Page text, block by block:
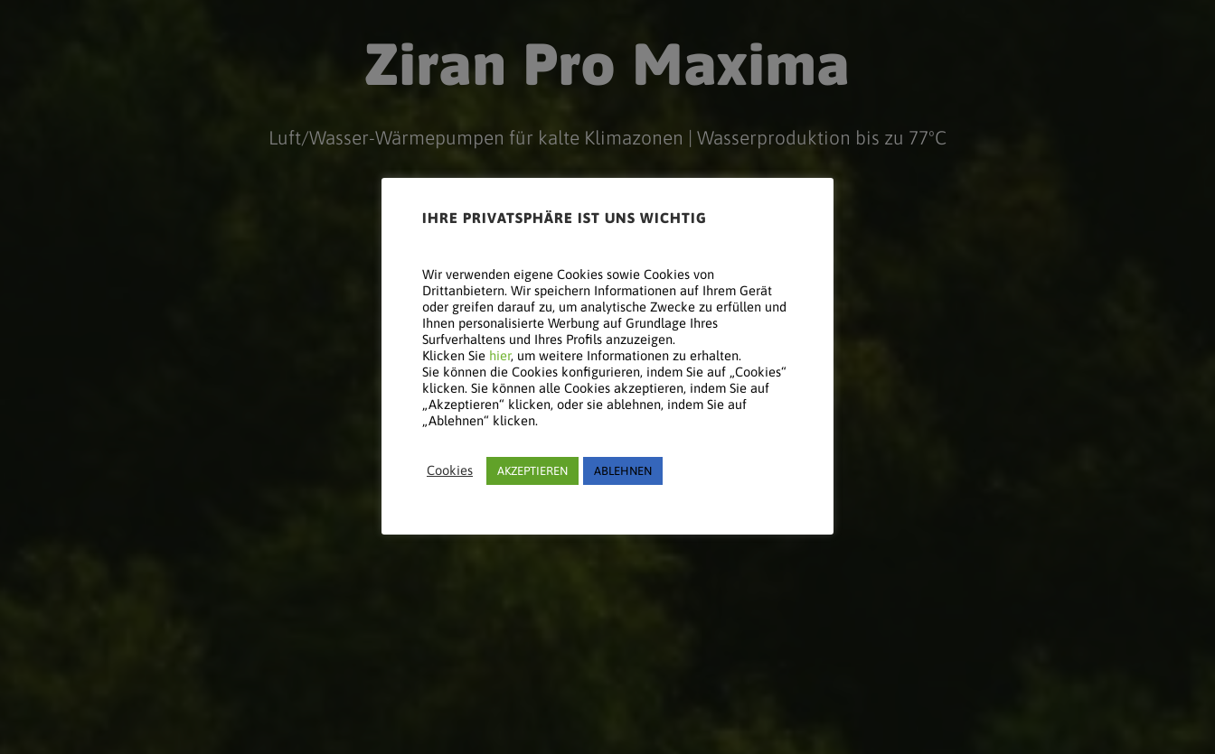
Ziran Pro Maxima
Luft/Wasser-Wärmepumpen für kalte Klimazonen | Wasserproduktion bis zu 77ºC
IHRE PRIVATSPHÄRE IST UNS WICHTIG
Wir verwenden eigene Cookies sowie Cookies von
Drittanbietern. Wir speichern Informationen auf Ihrem Gerät
oder greifen darauf zu, um analytische Zwecke zu erfüllen und
Ihnen personalisierte Werbung auf Grundlage Ihres
Surfverhaltens und Ihres Profils anzuzeigen.
Klicken Sie hier, um weitere Informationen zu erhalten.
Sie können die Cookies konfigurieren, indem Sie auf „Cookies“
klicken. Sie können alle Cookies akzeptieren, indem Sie auf
„Akzeptieren“ klicken, oder sie ablehnen, indem Sie auf
„Ablehnen“ klicken.
Cookies AKZEPTIEREN ABLEHNEN